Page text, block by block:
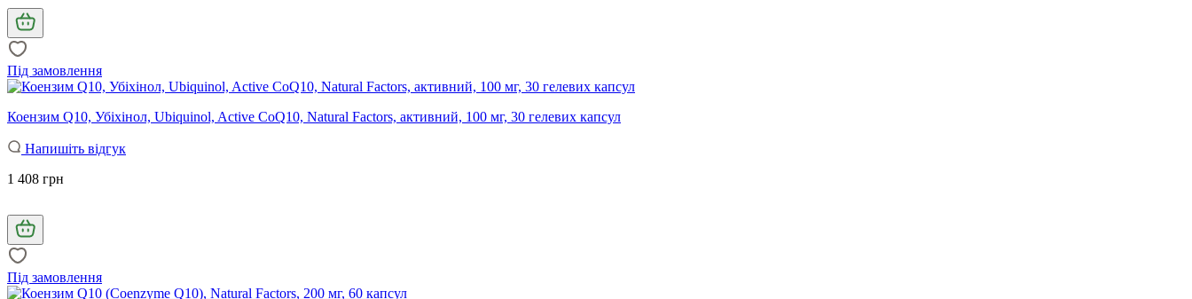
Під замовлення
Коензим Q10, Убіхінол, Ubiquinol, Active CoQ10, Natural Factors, активний, 100 мг, 30 гелевих капсул
Напишіть відгук
1 408 грн
Під замовлення